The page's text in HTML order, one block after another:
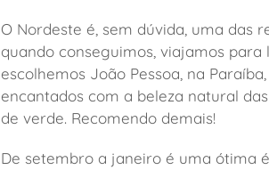
O Nordeste é, sem dúvida, uma das
quando conseguimos, viajamos
escolhemos João Pessoa, na
encantados com a beleza natural
de verde. Recomendo demais!
De setembro a janeiro é uma ótima